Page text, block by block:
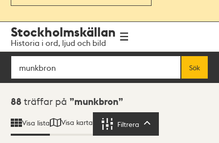
navigationen
huvudinnehållet
Stockholmskällan
Historia i ord, ljud och bild
Sök
Sök
Sökresultat
88 träffar på munkbron
Visa lista Visa karta Filtrera